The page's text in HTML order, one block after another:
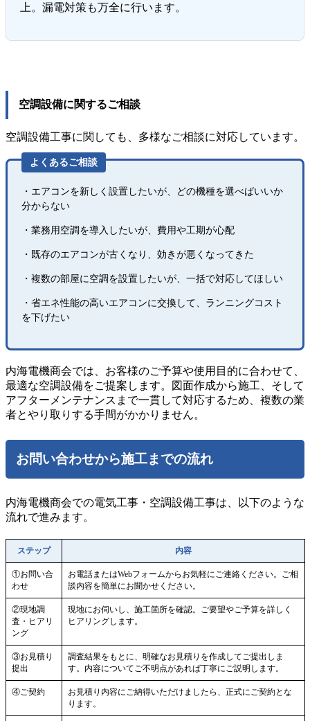
上。漏電対策も万全に行います。
空調設備に関するご相談
空調設備工事に関しても、多様なご相談に対応しています。
よくあるご相談
・エアコンを新しく設置したいが、どの機種を選べばいいか
分からない
・業務用空調を導入したいが、費用や工期が心配
・既存のエアコンが古くなり、効きが悪くなってきた
・複数の部屋に空調を設置したいが、一括で対応してほしい
・省エネ性能の高いエアコンに交換して、ランニングコスト
を下げたい
内海電機商会では、お客様のご予算や使用目的に合わせて、
最適な空調設備をご提案します。図面作成から施工、そして
アフターメンテナンスまで一貫して対応するため、複数の業
者とやり取りする手間がかかりません。
お問い合わせから施工までの流れ
内海電機商会での電気工事・空調設備工事は、以下のような
流れで進みます。
ステップ 内容
①お問い合
わせ
お電話またはWebフォームからお気軽にご連絡ください。ご相
談内容を簡単にお聞かせください。
②現地調
査・ヒアリ
ング
現地にお伺いし、施工箇所を確認。ご要望やご予算を詳しく
ヒアリングします。
③お見積り
提出
調査結果をもとに、明確なお見積りを作成してご提出しま
す。内容についてご不明点があれば丁寧にご説明します。
④ご契約
お見積り内容にご納得いただけましたら、正式にご契約とな
ります。